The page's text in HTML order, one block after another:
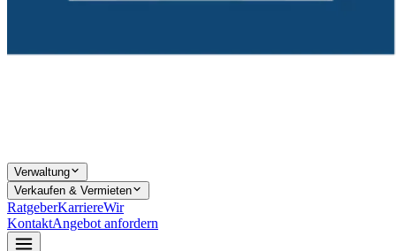
Verwaltung
Verkaufen & Vermieten
RatgeberKarriereWir
KontaktAngebot anfordern